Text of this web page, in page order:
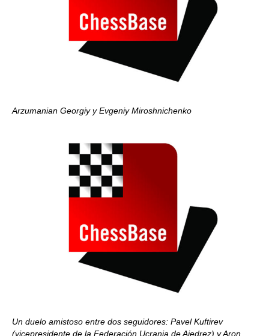
Arzumanian Georgiy y Evgeniy Miroshnichenko
Un duelo amistoso entre dos seguidores: Pavel Kuftirev
(vicepresidente de la Federación Ucrania de Ajedrez) y Aron